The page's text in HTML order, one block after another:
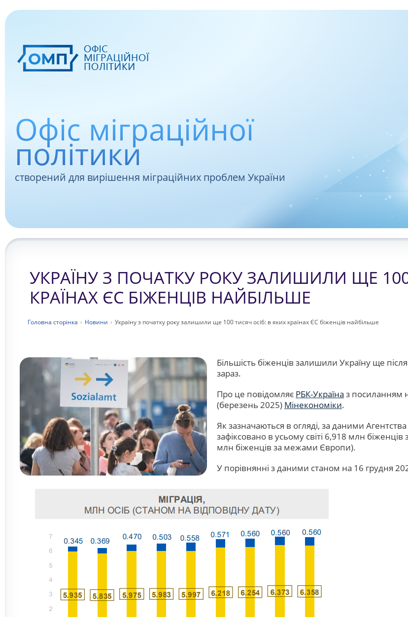
Офіс міграційної
політики
створений для вирішення міграційних проблем України
УКРАЇНУ З ПОЧАТКУ РОКУ ЗАЛИШИЛИ ЩЕ
КРАЇНАХ ЄС БІЖЕНЦІВ НАЙБІЛЬШЕ
Головна сторiнка › Новини › Україну з початку року залишили ще 100 тисяч осіб: в яких країнах ЄС біженців найбільше
Більшість біженців залишили Україну ще
зараз.
Про це повідомляє РБК-Україна з посиланням
(березень 2025) Мінекономіки.
Як зазначаються в огляді, за даними
зафіксовано в усьому світі 6,918 млн
млн біженців за межами Європи).
У порівнянні з даними станом на 16 грудня